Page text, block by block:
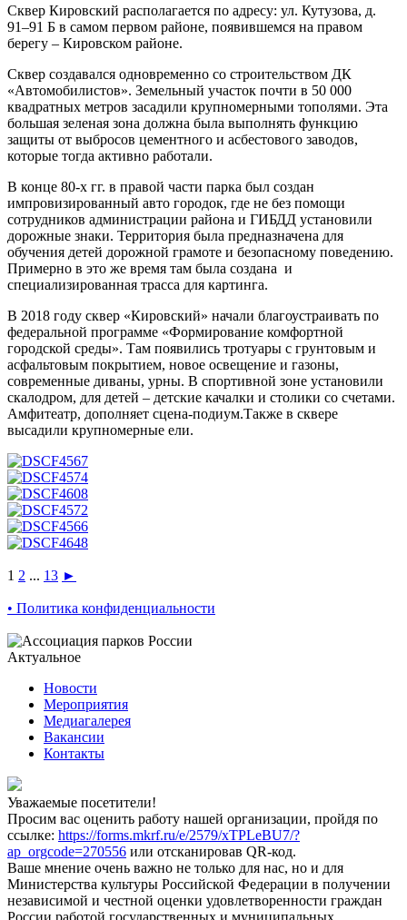
Сквер Кировский располагается по адресу: ул. Кутузова, д.
91–91 Б в самом первом районе, появившемся на правом
берегу – Кировском районе.
Сквер создавался одновременно со строительством ДК
«Автомобилистов». Земельный участок почти в 50 000
квадратных метров засадили крупномерными тополями. Эта
большая зеленая зона должна была выполнять функцию
защиты от выбросов цементного и асбестового заводов,
которые тогда активно работали.
В конце 80-х гг. в правой части парка был создан
импровизированный авто городок, где не без помощи
сотрудников администрации района и ГИБДД установили
дорожные знаки. Территория была предназначена для
обучения детей дорожной грамоте и безопасному поведению.
Примерно в это же время там была создана и
специализированная трасса для картинга.
В 2018 году сквер «Кировский» начали благоустраивать по
федеральной программе «Формирование комфортной
городской среды». Там появились тротуары с грунтовым и
асфальтовым покрытием, новое освещение и газоны,
современные диваны, урны. В спортивной зоне установили
скалодром, для детей – детские качалки и столики со счетами.
Амфитеатр, дополняет сцена-подиум.Также в сквере
высадили крупномерные ели.
1 2 ... 13 ►
• Политика конфиденциальности
Актуальное
Новости
Мероприятия
Медиагалерея
Вакансии
Контакты
Уважаемые посетители!
Просим вас оценить работу нашей организации, пройдя по
ссылке: https://forms.mkrf.ru/e/2579/xTPLeBU7/?
ap_orgcode=270556 или отсканировав QR-код.
Ваше мнение очень важно не только для нас, но и для
Министерства культуры Российской Федерации в получении
независимой и честной оценки удовлетворенности граждан